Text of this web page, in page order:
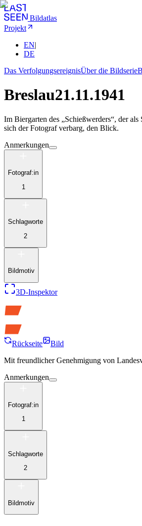
Bildatlas
Projekt
EN|
DE
Das VerfolgungsereignisÜber die Bildserie
Breslau21.11.1941
Im Biergarten des „Schießwerders“, der
sich der Fotograf verbarg, den Blick.
Anmerkungen
Fotograf:in
1
Schlagworte
2
Bildmotiv
3D-Inspektor
Rückseite
Bild
Mit freundlicher Genehmigung von
Anmerkungen
Fotograf:in
1
Schlagworte
2
Bildmotiv